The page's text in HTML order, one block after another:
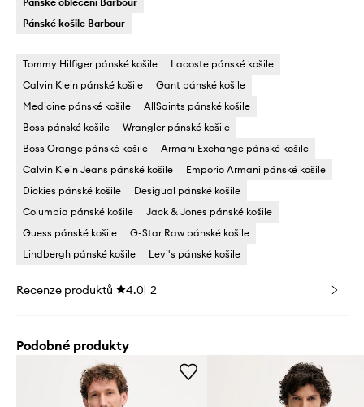
Pánské košile Barbour
Tommy Hilfiger pánské košile
Lacoste pánské košile
Calvin Klein pánské košile
Gant pánské košile
Medicine pánské košile
AllSaints pánské košile
Boss pánské košile
Wrangler pánské košile
Boss Orange pánské košile
Armani Exchange pánské košile
Calvin Klein Jeans pánské košile
Emporio Armani pánské košile
Dickies pánské košile
Desigual pánské košile
Columbia pánské košile
Jack & Jones pánské košile
Guess pánské košile
G-Star Raw pánské košile
Lindbergh pánské košile
Levi's pánské košile
Recenze produktů 4.0 2
Podobné produkty